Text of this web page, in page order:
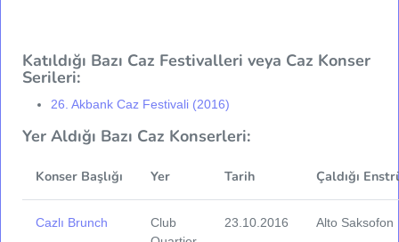
Katıldığı Bazı Caz Festivalleri veya Caz Konser
Serileri:
26. Akbank Caz Festivali (2016)
Yer Aldığı Bazı Caz Konserleri:
Konser Başlığı Yer Tarih Çaldığı
Cazlı Brunch
Club
23.10.2016 Alto Saksofon